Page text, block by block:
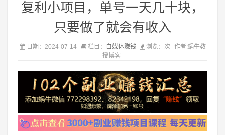
复利小项目，单号一天几十块，
只要做了就会有收入
日期：2024-07-14 栏目： 自媒体赚钱 浏览： 次
作者:蜗牛教
授博客